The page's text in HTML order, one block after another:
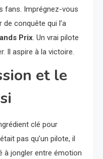
fans. Imprégnez-vous
conquête qui l’a
Prix . Un vrai pilote
Il aspire à la victoire.
et le
clé pour
pas qu’un pilote, il
à jongler entre émotion